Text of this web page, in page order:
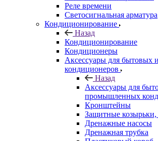
Реле времени
Светосигнальная арматура
Кондиционирование
Назад
Кондиционирование
Кондиционеры
Аксессуары для
кондиционеров
Назад
Аксессуары для
промышленных
Кронштейны
Защитные козырьки,
Дренажные насосы
Дренажная трубка